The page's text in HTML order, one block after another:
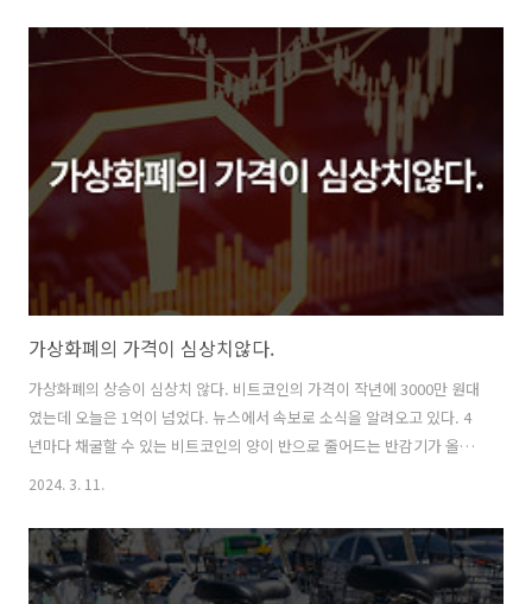
가상화폐의 가격이 심상치않다.
가상화폐의 상승이 심상치 않다. 비트코인의 가격이 작년에 3000만 원대
였는데 오늘은 1억이 넘었다. 뉴스에서 속보로 소식을 알려오고 있다. 4
년마다 채굴할 수 있는 비트코인의 양이 반으로 줄어드는 반감기가 올해
4월에 일어나는데 그 여파인 것 같다. 부동산 거품과 비트코인의 상승으
주식도 그 자체로는 아무리 올라도 돈을 벌었다고 할 수 없다. 실제로 비
트코인을 매도로 하고 현금으로 전환해야지 돈을 벌었다고 할 수 있다.
그런데 말이 쉽지 매도하기는 쉽지 않다. 잠만 자고 일어나면 하루가 다
2024. 3. 11.